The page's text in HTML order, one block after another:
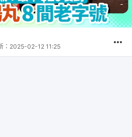
： 2025-02-12 11:25